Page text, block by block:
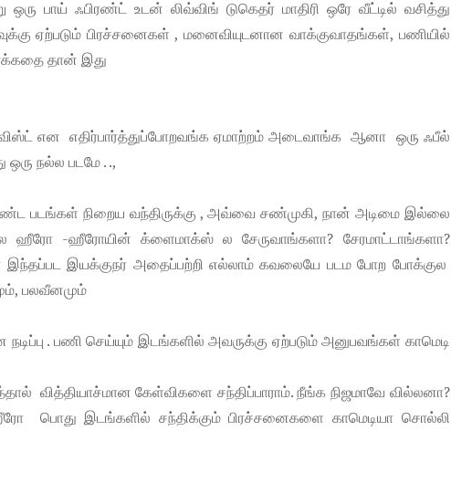
பாய் ஃபிரண்ட் உடன் லிவ்விங் டுகெதர் மாதிரி ஒரே வீட்டில் வசித்து
ஏற்படும் பிரச்சனைகள் , மனைவியுடனான வாக்குவாதங்கள், பணியில்
தான் இது
என எதிர்பார்த்துப்போறவங்க ஏமாற்றம் அடைவாங்க ஆனா ஒரு ஃபீல்
நல்ல படமே . .,
படங்கள் நிறைய வந்திருக்கு , அவ்வை சண்முகி, நான் அடிமை இல்லை
-ஹீரோயின் க்ளைமாக்ஸ் ல சேருவாங்களா? சேரமாட்டாங்களா?
இயக்குநர் அதைப்பற்றி எல்லாம் கவலையே படம போற போக்குல
பலவீனமும்
. பணி செய்யும் இடங்களில் அவருக்கு ஏற்படும் அனுபவங்கள் காமெடி
வித்தியாச்மான கேள்விகளை சந்திப்பாராம். நீங்க நிஜமாவே வில்லனா?
பொது இடங்களில் சந்திக்கும் பிரச்சனைகளை காமெடியா சொல்லி